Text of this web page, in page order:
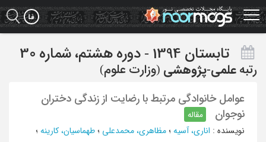
Skip
to
main
تابستان 1394 - دوره هشتم، شماره 30
رتبه علمی-پژوهشی (وزارت علوم)
عوامل خانوادگی مرتبط با رضایت از زندگی دختران
نوجوان
مقاله
نویسنده : اناری، آسیه ؛ مظاهری، محمدعلی ؛ طهماسیان، کارینه ؛